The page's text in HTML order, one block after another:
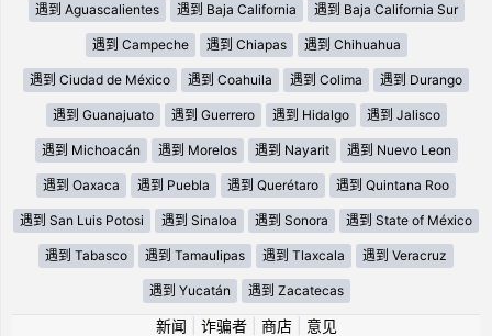
遇到 Aguascalientes 遇到 Baja California 遇到 Baja California Sur
遇到 Campeche 遇到 Chiapas 遇到 Chihuahua
遇到 Ciudad de México 遇到 Coahuila 遇到 Colima 遇到 Durango
遇到 Guanajuato 遇到 Guerrero 遇到 Hidalgo 遇到 Jalisco
遇到 Michoacán 遇到 Morelos 遇到 Nayarit 遇到 Nuevo Leon
遇到 Oaxaca 遇到 Puebla 遇到 Querétaro 遇到 Quintana Roo
遇到 San Luis Potosi 遇到 Sinaloa 遇到 Sonora 遇到 State of México
遇到 Tabasco 遇到 Tamaulipas 遇到 Tlaxcala 遇到 Veracruz
遇到 Yucatán 遇到 Zacatecas
新闻 诈骗者| 商店| 意见